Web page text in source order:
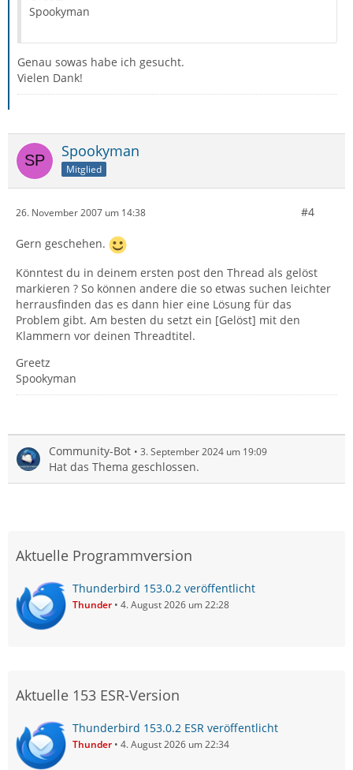
Spookyman
Genau sowas habe ich gesucht.
Vielen Dank!
Spookyman
Mitglied
26. November 2007 um 14:38 #4
Gern geschehen.
Könntest du in deinem ersten post den Thread als gelöst
markieren ? So können andere die so etwas suchen leichter
herrausfinden das es dann hier eine Lösung für das
Problem gibt. Am besten du setzt ein [Gelöst] mit den
Klammern vor deinen Threadtitel.
Greetz
Spookyman
Community-Bot 3. September 2024 um 19:09
Hat das Thema geschlossen.
Aktuelle Programmversion
Thunderbird 153.0.2 veröffentlicht
Thunder 4. August 2026 um 22:28
Aktuelle 153 ESR-Version
Thunderbird 153.0.2 ESR veröffentlicht
Thunder 4. August 2026 um 22:34